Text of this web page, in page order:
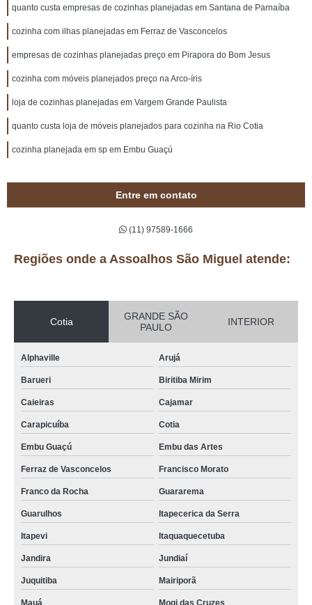
quanto custa empresas de cozinhas planejadas em Santana de Parnaíba
cozinha com ilhas planejadas em Ferraz de Vasconcelos
empresas de cozinhas planejadas preço em Pirapora do Bom Jesus
cozinha com móveis planejados preço na Arco-íris
loja de cozinhas planejadas em Vargem Grande Paulista
quanto custa loja de móveis planejados para cozinha na Rio Cotia
cozinha planejada em sp em Embu Guaçú
Entre em contato
(11) 97589-1666
Regiões onde a Assoalhos São Miguel atende:
Cotia
GRANDE SÃO
PAULO
INTERIOR
Alphaville Arujá
Barueri Biritiba Mirim
Caieiras Cajamar
Carapicuíba Cotia
Embu Guaçú Embu das Artes
Ferraz de Vasconcelos Francisco Morato
Franco da Rocha Guararema
Guarulhos Itapecerica da Serra
Itapevi Itaquaquecetuba
Jandira Jundiaí
Juquitiba Mairiporã
Mauá Mogi das Cruzes